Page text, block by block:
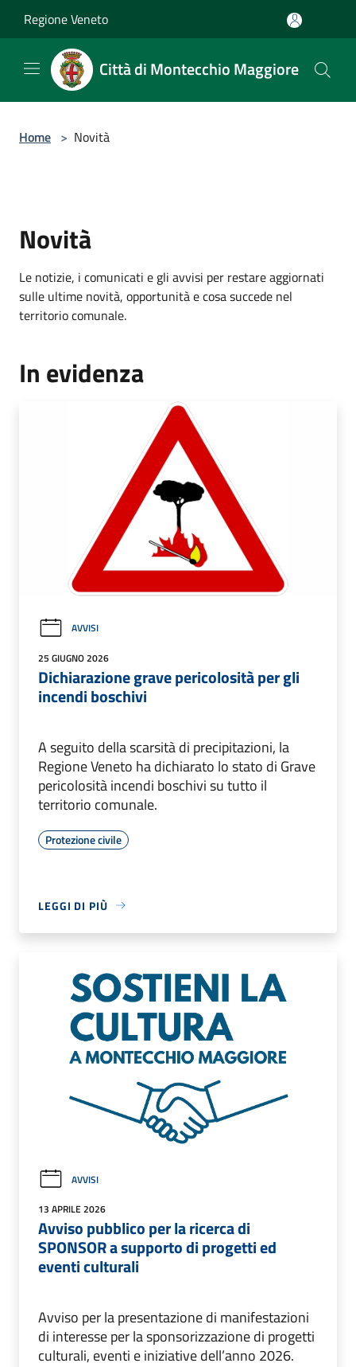
Regione Veneto
Città di Montecchio Maggiore
Home > Novità
Novità
Le notizie, i comunicati e gli avvisi per restare aggiornati
sulle ultime novità, opportunità e cosa succede nel
territorio comunale.
In evidenza
AVVISI
25 GIUGNO 2026
Dichiarazione grave pericolosità per gli
incendi boschivi
A seguito della scarsità di precipitazioni, la
Regione Veneto ha dichiarato lo stato di Grave
pericolosità incendi boschivi su tutto il
territorio comunale.
Protezione civile
LEGGI DI PIÙ
AVVISI
13 APRILE 2026
Avviso pubblico per la ricerca di
SPONSOR a supporto di progetti ed
eventi culturali
Avviso per la presentazione di manifestazioni
di interesse per la sponsorizzazione di progetti
culturali, eventi e iniziative dell’anno 2026.